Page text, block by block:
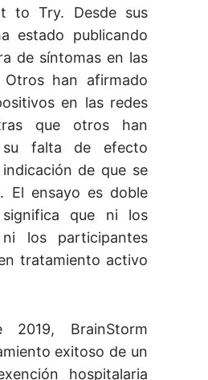
to Try. Desde sus
estado publicando
de síntomas en las
Otros han afirmado
en las redes
que otros han
su falta de efecto
de que se
El ensayo es doble
que ni los
ni los participantes
tratamiento activo
BrainStorm
exitoso de un
hospitalaria